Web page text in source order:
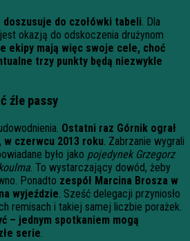
doszusuje do czołówki tabeli . Dla
okazją do odskoczenia drużynom
ekipy mają więc swoje cele, choć
trzy punkty będą niezwykle
źle passy
Ostatni raz Górnik ograł
w czerwcu 2013 roku. Zabrzanie wygrali
było jako pojedynek Grzegorz
. To wystarczający dowód, żeby
Ponadto zespół Marcina Brosza w
wyjeździe. Sześć delegacji przyniosło
remisach i takiej samej liczbie porażek.
– jednym spotkaniem mogą
serie.